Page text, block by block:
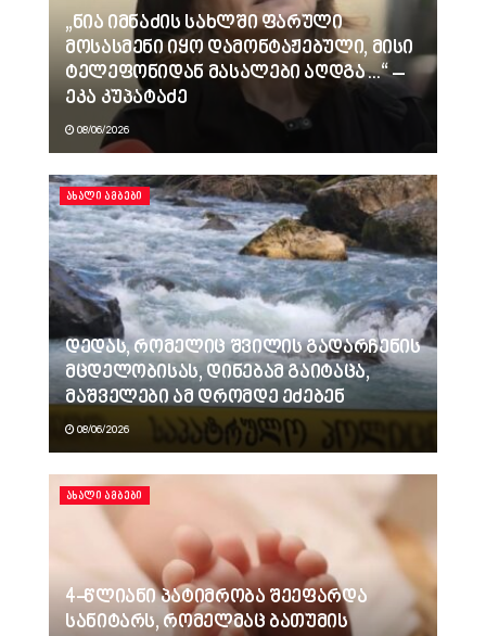
„ნია იმნაძის სახლში ფარული
მოსასმენი იყო დამონტაჟებული, მისი
ტელეფონიდან მასალები აღდგა…“ –
ეკა კუპატაძე
08/06/2026
ᲐᲮᲐᲚᲘ ᲐᲛᲑᲔᲑᲘ
დედას, რომელიც შვილის გადარჩენის
მცდელობისას, დინებამ გაიტაცა,
მაშველები ამ დრომდე ეძებენ
08/06/2026
ᲐᲮᲐᲚᲘ ᲐᲛᲑᲔᲑᲘ
4-წლიანი პატიმრობა შეეფარდა
სანიტარს, რომელმაც ბათუმის